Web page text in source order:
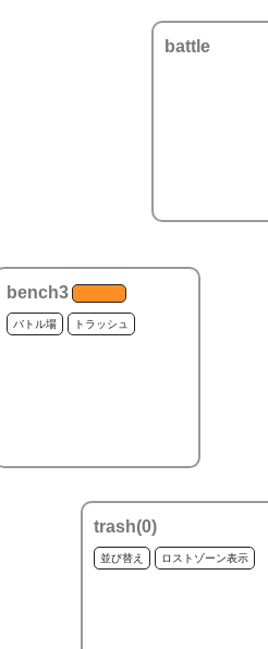
battle
bench3
バトル場 トラッシュ
trash(0)
並び替え ロストゾーン表示